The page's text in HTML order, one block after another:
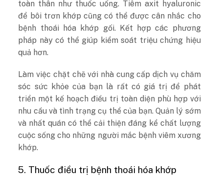
toàn thân như thuốc uống. Tiêm axit hyaluronic
để bôi trơn khớp cũng có thể được cân nhắc cho
bệnh thoái hóa khớp gối. Kết hợp các phương
pháp này có thể giúp kiểm soát triệu chứng hiệu
quả hơn.
Làm việc chặt chẽ với nhà cung cấp dịch vụ chăm
sóc sức khỏe của bạn là rất có giá trị để phát
triển một kế hoạch điều trị toàn diện phù hợp với
nhu cầu và tình trạng cụ thể của bạn. Quản lý sớm
và nhất quán có thể cải thiện đáng kể chất lượng
cuộc sống cho những người mắc bệnh viêm xương
khớp.
5. Thuốc điều trị bệnh thoái hóa khớp